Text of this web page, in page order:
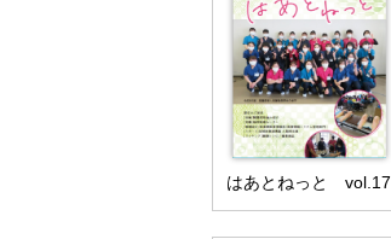
はあとねっと vol.17